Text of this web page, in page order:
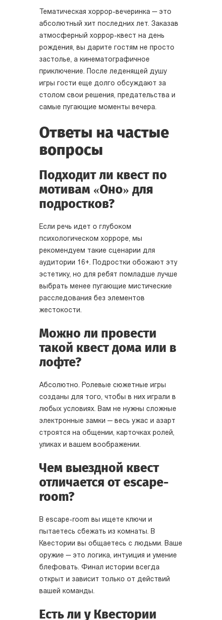
Тематическая хоррор-вечеринка — это
абсолютный хит последних лет. Заказав
атмосферный хоррор-квест на день
рождения, вы дарите гостям не просто
застолье, а кинематографичное
приключение. После леденящей душу
игры гости еще долго обсуждают за
столом свои решения, предательства и
самые пугающие моменты вечера.
Ответы на частые
вопросы
Подходит ли квест по
мотивам «Оно» для
подростков?
Если речь идет о глубоком
психологическом хорроре, мы
рекомендуем такие сценарии для
аудитории 16+. Подростки обожают эту
эстетику, но для ребят помладше лучше
выбрать менее пугающие мистические
расследования без элементов
жестокости.
Можно ли провести
такой квест дома или в
лофте?
Абсолютно. Ролевые сюжетные игры
созданы для того, чтобы в них играли в
любых условиях. Вам не нужны сложные
электронные замки — весь ужас и азарт
строятся на общении, карточках ролей,
уликах и вашем воображении.
Чем выездной квест
отличается от escape-
room?
В escape-room вы ищете ключи и
пытаетесь сбежать из комнаты. В
Квестории вы общаетесь с людьми. Ваше
оружие — это логика, интуиция и умение
блефовать. Финал истории всегда
открыт и зависит только от действий
вашей команды.
Есть ли у Квестории